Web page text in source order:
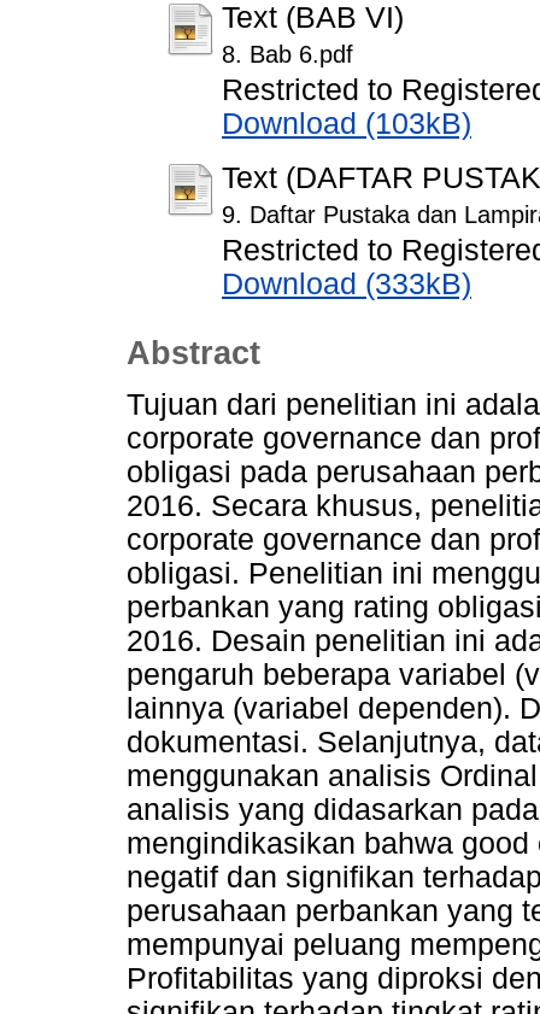
Text (BAB VI)
8. Bab 6.pdf
Restricted to
Download (103kB)
Text (DAFTAR
9. Daftar Pustaka dan
Restricted to
Download (333kB)
Abstract
Tujuan dari penelitian ini
corporate governance dan
obligasi pada perusahaan
2016. Secara khusus,
corporate governance dan
obligasi. Penelitian ini
perbankan yang rating
2016. Desain penelitian ini
pengaruh beberapa variabel
lainnya (variabel dependen).
dokumentasi. Selanjutnya,
menggunakan analisis
analisis yang didasarkan
mengindikasikan bahwa
negatif dan signifikan
perusahaan perbankan yang
mempunyai peluang
Profitabilitas yang diproksi